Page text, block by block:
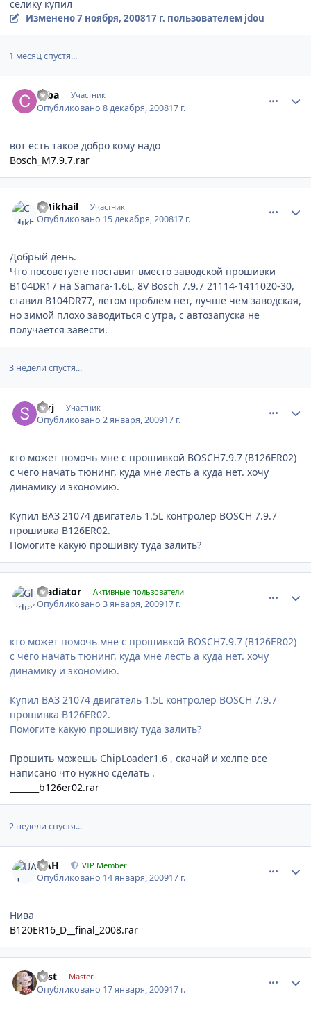
селику купил
Изменено7 ноября, 200817 г. пользователем jdou
1 месяц спустя...
cyba Участник
Опубликовано8 декабря, 200817 г.
вот есть такое добро кому надо
Bosch_M7.9.7.rar
CMikhail Участник
Опубликовано 15 декабря, 200817 г.
Добрый день.
Что посоветуете поставит вместо заводской прошивки
B104DR17 на Samara-1.6L, 8V Bosch 7.9.7 21114-1411020-30,
ставил B104DR77, летом проблем нет, лучше чем заводская,
но зимой плохо заводиться с утра, с автозапуска не
получается завести.
3 недели спустя...
serj Участник
Опубликовано2 января, 200917 г.
кто может помочь мне с прошивкой BOSCH7.9.7 (B126ER02)
с чего начать тюнинг, куда мне лесть а куда нет. хочу
динамику и экономию.
Купил ВАЗ 21074 двигатель 1.5L контролер BOSCH 7.9.7
прошивка B126ER02.
Помогите какую прошивку туда залить?
Gladiator Активные пользователи
Опубликовано3 января, 200917 г.
кто может помочь мне с прошивкой BOSCH7.9.7 (B126ER02)
с чего начать тюнинг, куда мне лесть а куда нет. хочу
динамику и экономию.
Купил ВАЗ 21074 двигатель 1.5L контролер BOSCH 7.9.7
прошивка B126ER02.
Помогите какую прошивку туда залить?
Прошить можешь СhipLoader1.6 , скачай и хелпе все
написано что нужно сделать .
_______b126er02.rar
2 недели спустя...
UAH VIP Member
Опубликовано 14 января, 200917 г.
Нива
B120ER16_D__final_2008.rar
Fast Master
Опубликовано 17 января, 200917 г.